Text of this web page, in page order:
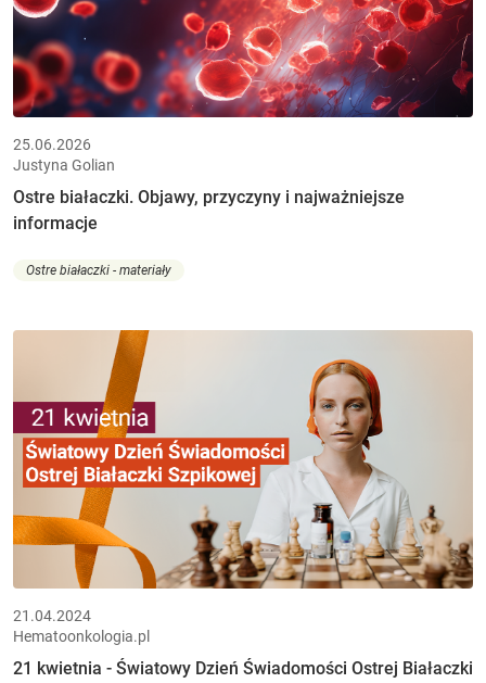
25.06.2026
Justyna Golian
Ostre białaczki. Objawy, przyczyny i najważniejsze
informacje
Ostre białaczki - materiały
21.04.2024
Hematoonkologia.pl
21 kwietnia - Światowy Dzień Świadomości Ostrej Białaczki